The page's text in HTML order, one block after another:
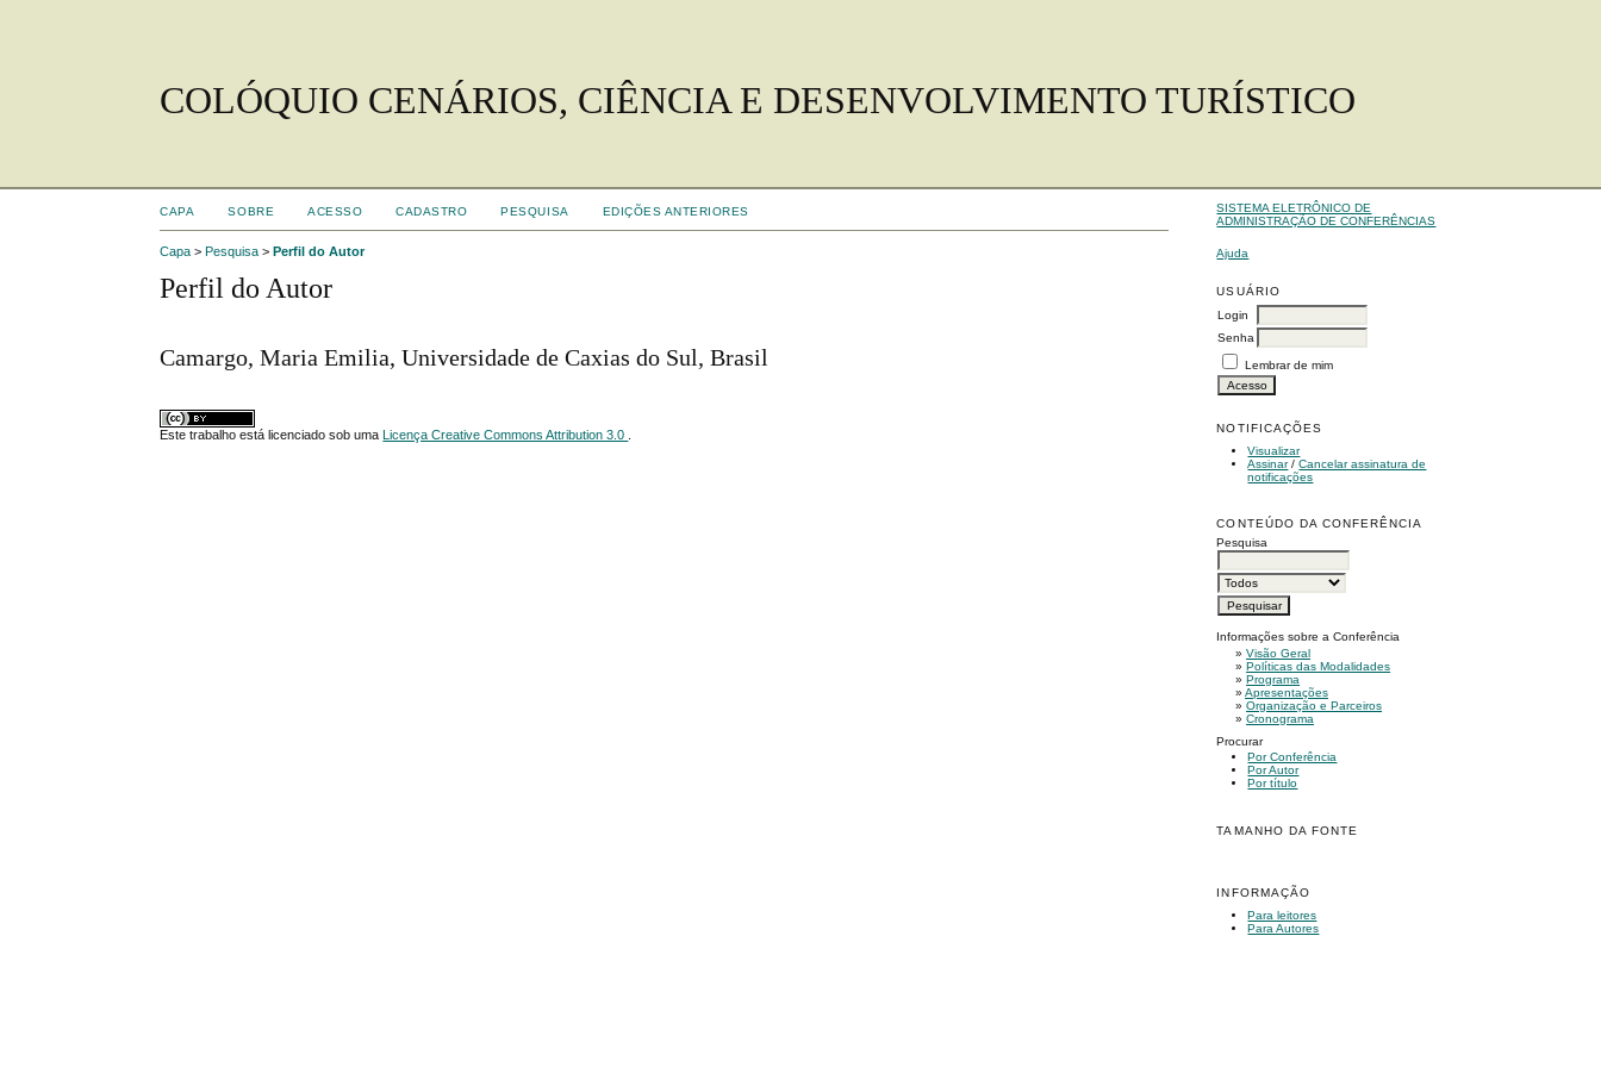
COLÓQUIO CENÁRIOS, CIÊNCIA E DESENVOLVIMENTO TURÍSTICO
SISTEMA ELETRÔNICO DE
ADMINISTRAÇÃO DE CONFERÊNCIAS
Ajuda
USUÁRIO
Login
Senha
Lembrar de mim
NOTIFICAÇÕES
Visualizar
Assinar/Cancelar assinatura de
notificações
CONTEÚDO DA CONFERÊNCIA
Pesquisa
Informações sobre a Conferência
»Visão Geral
»Políticas das Modalidades
»Programa
»Apresentações
»Organização e Parceiros
»Cronograma
Procurar
Por Conferência
Por Autor
Por título
TAMANHO DA FONTE
INFORMAÇÃO
Para leitores
Para Autores
CAPA SOBRE ACESSO CADASTRO PESQUISA EDIÇÕES ANTERIORES
Capa >Pesquisa >Perfil do Autor
Perfil do Autor
Camargo, Maria Emilia, Universidade de Caxias do Sul, Brasil
Este trabalho está licenciado sob uma Licença Creative Commons Attribution 3.0